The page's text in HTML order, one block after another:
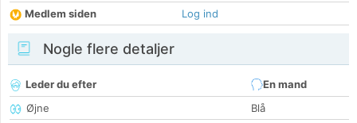
Medlem siden
Log ind
Nogle flere detaljer
Leder du efter
En mand
Øjne
Blå